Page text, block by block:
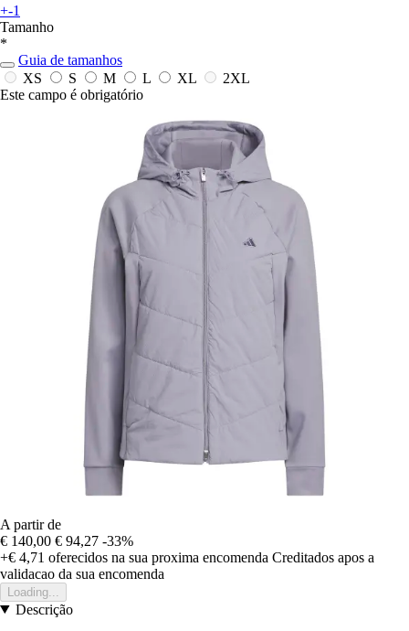
+-1
Tamanho
*
Guia de tamanhos
XS
S M L XL
2XL
Este campo é obrigatório
A partir de
€ 140,00 € 94,27 -33%
+€ 4,71 oferecidos na sua proxima encomenda Creditados apos a
validacao da sua encomenda
Loading...
Descrição